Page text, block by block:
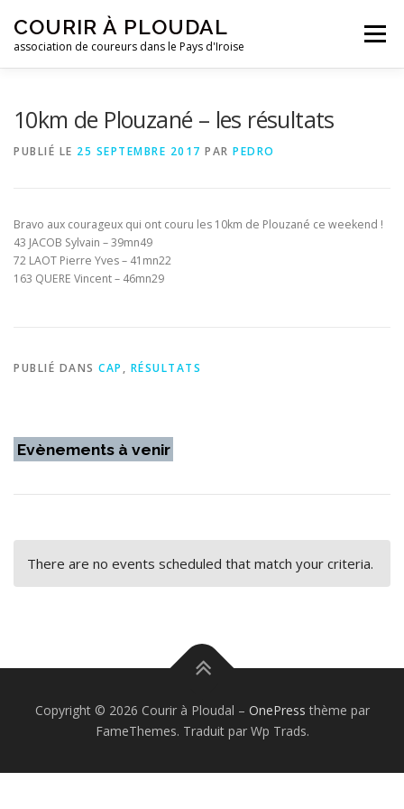
contenu
COURIR À PLOUDAL
association de coureurs dans le Pays d'Iroise
Menu
CONTACTEZ-NOUS !
10km de Plouzané – les résultats
PUBLIÉ LE 25 SEPTEMBRE 2017 PAR PEDRO
Bravo aux courageux qui ont couru les 10km de Plouzané ce weekend !
43 JACOB Sylvain – 39mn49
72 LAOT Pierre Yves – 41mn22
163 QUERE Vincent – 46mn29
PUBLIÉ DANS CAP , RÉSULTATS
Evènements à venir
There are no events scheduled that match your criteria.
Copyright © 2026 Courir à Ploudal – OnePress thème par
FameThemes. Traduit par Wp Trads.